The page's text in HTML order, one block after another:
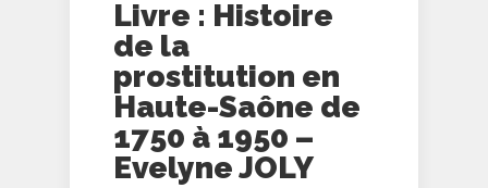
Livre : Histoire
de la
prostitution en
Haute-Saône de
1750 à 1950 –
Evelyne JOLY